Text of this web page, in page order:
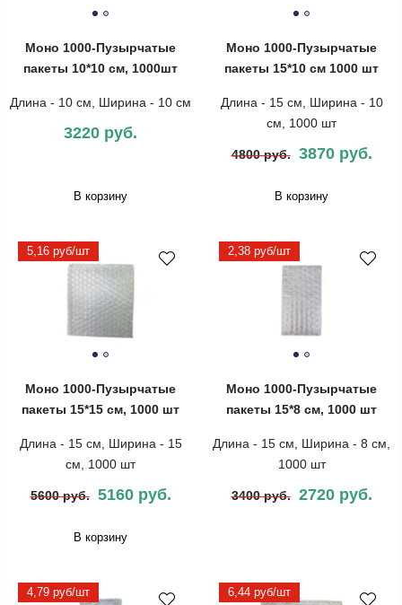
Моно 1000-Пузырчатые
пакеты 10*10 см, 1000шт
Длина - 10 см, Ширина - 10 см
3220 руб.
В корзину
Моно 1000-Пузырчатые
пакеты 15*10 см 1000 шт
Длина - 15 см, Ширина - 10
см, 1000 шт
4800 руб. 3870 руб.
В корзину
5,16 руб/шт
Моно 1000-Пузырчатые
пакеты 15*15 см, 1000 шт
Длина - 15 см, Ширина - 15
см, 1000 шт
5600 руб. 5160 руб.
В корзину
2,38 руб/шт
Моно 1000-Пузырчатые
пакеты 15*8 см, 1000 шт
Длина - 15 см, Ширина - 8 см,
1000 шт
3400 руб. 2720 руб.
4,79 руб/шт 6,44 руб/шт